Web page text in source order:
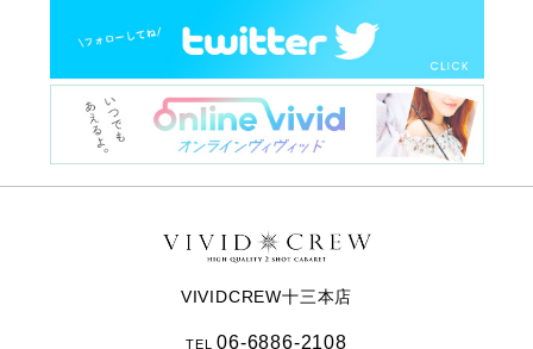
VIVIDCREW十三本店
TEL06-6886-2108